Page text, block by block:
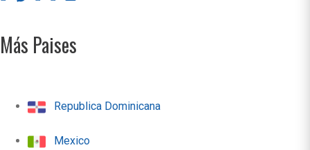
Más Paises
Republica Dominicana
Mexico